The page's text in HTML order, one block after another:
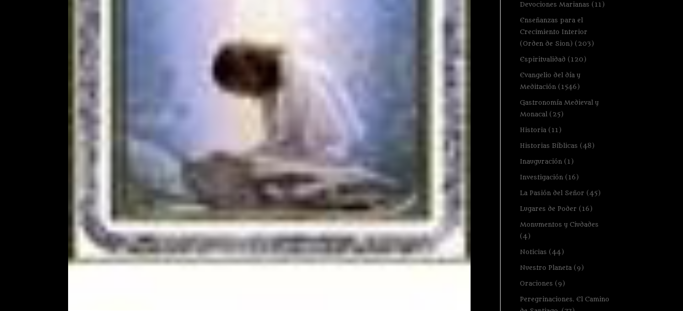
Devociones Marianas (11)
Enseñanzas para el
Crecimiento Interior
(Orden de Sion) (203)
Espiritualidad (120)
Evangelio del día y
Meditación (1546)
Gastronomía Medieval y
Monacal (25)
Historia (11)
Historias Bíblicas (48)
Inauguración (1)
Investigación (16)
La Pasión del Señor (45)
Lugares de Poder (16)
Monumentos y Ciudades
(4)
Noticias (44)
Nuestro Planeta (9)
Oraciones (9)
Peregrinaciones. El Camino